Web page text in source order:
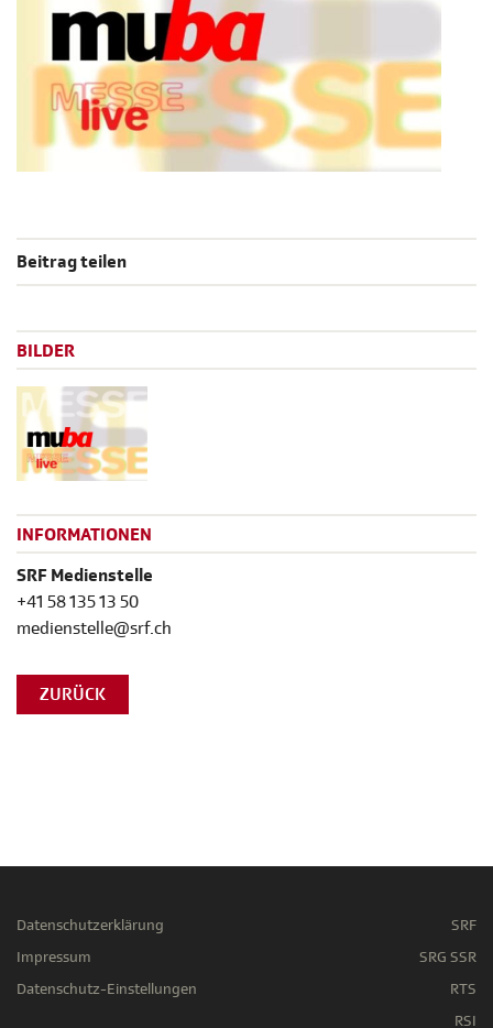
Beitrag teilen
BILDER
INFORMATIONEN
SRF Medienstelle
+41 58 135 13 50
medienstelle@srf.ch
ZURÜCK
Datenschutzerklärung
Impressum
Datenschutz-Einstellungen
SRF
SRG SSR
RTS
RSI